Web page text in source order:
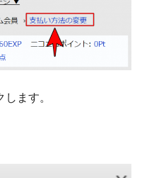
ます。